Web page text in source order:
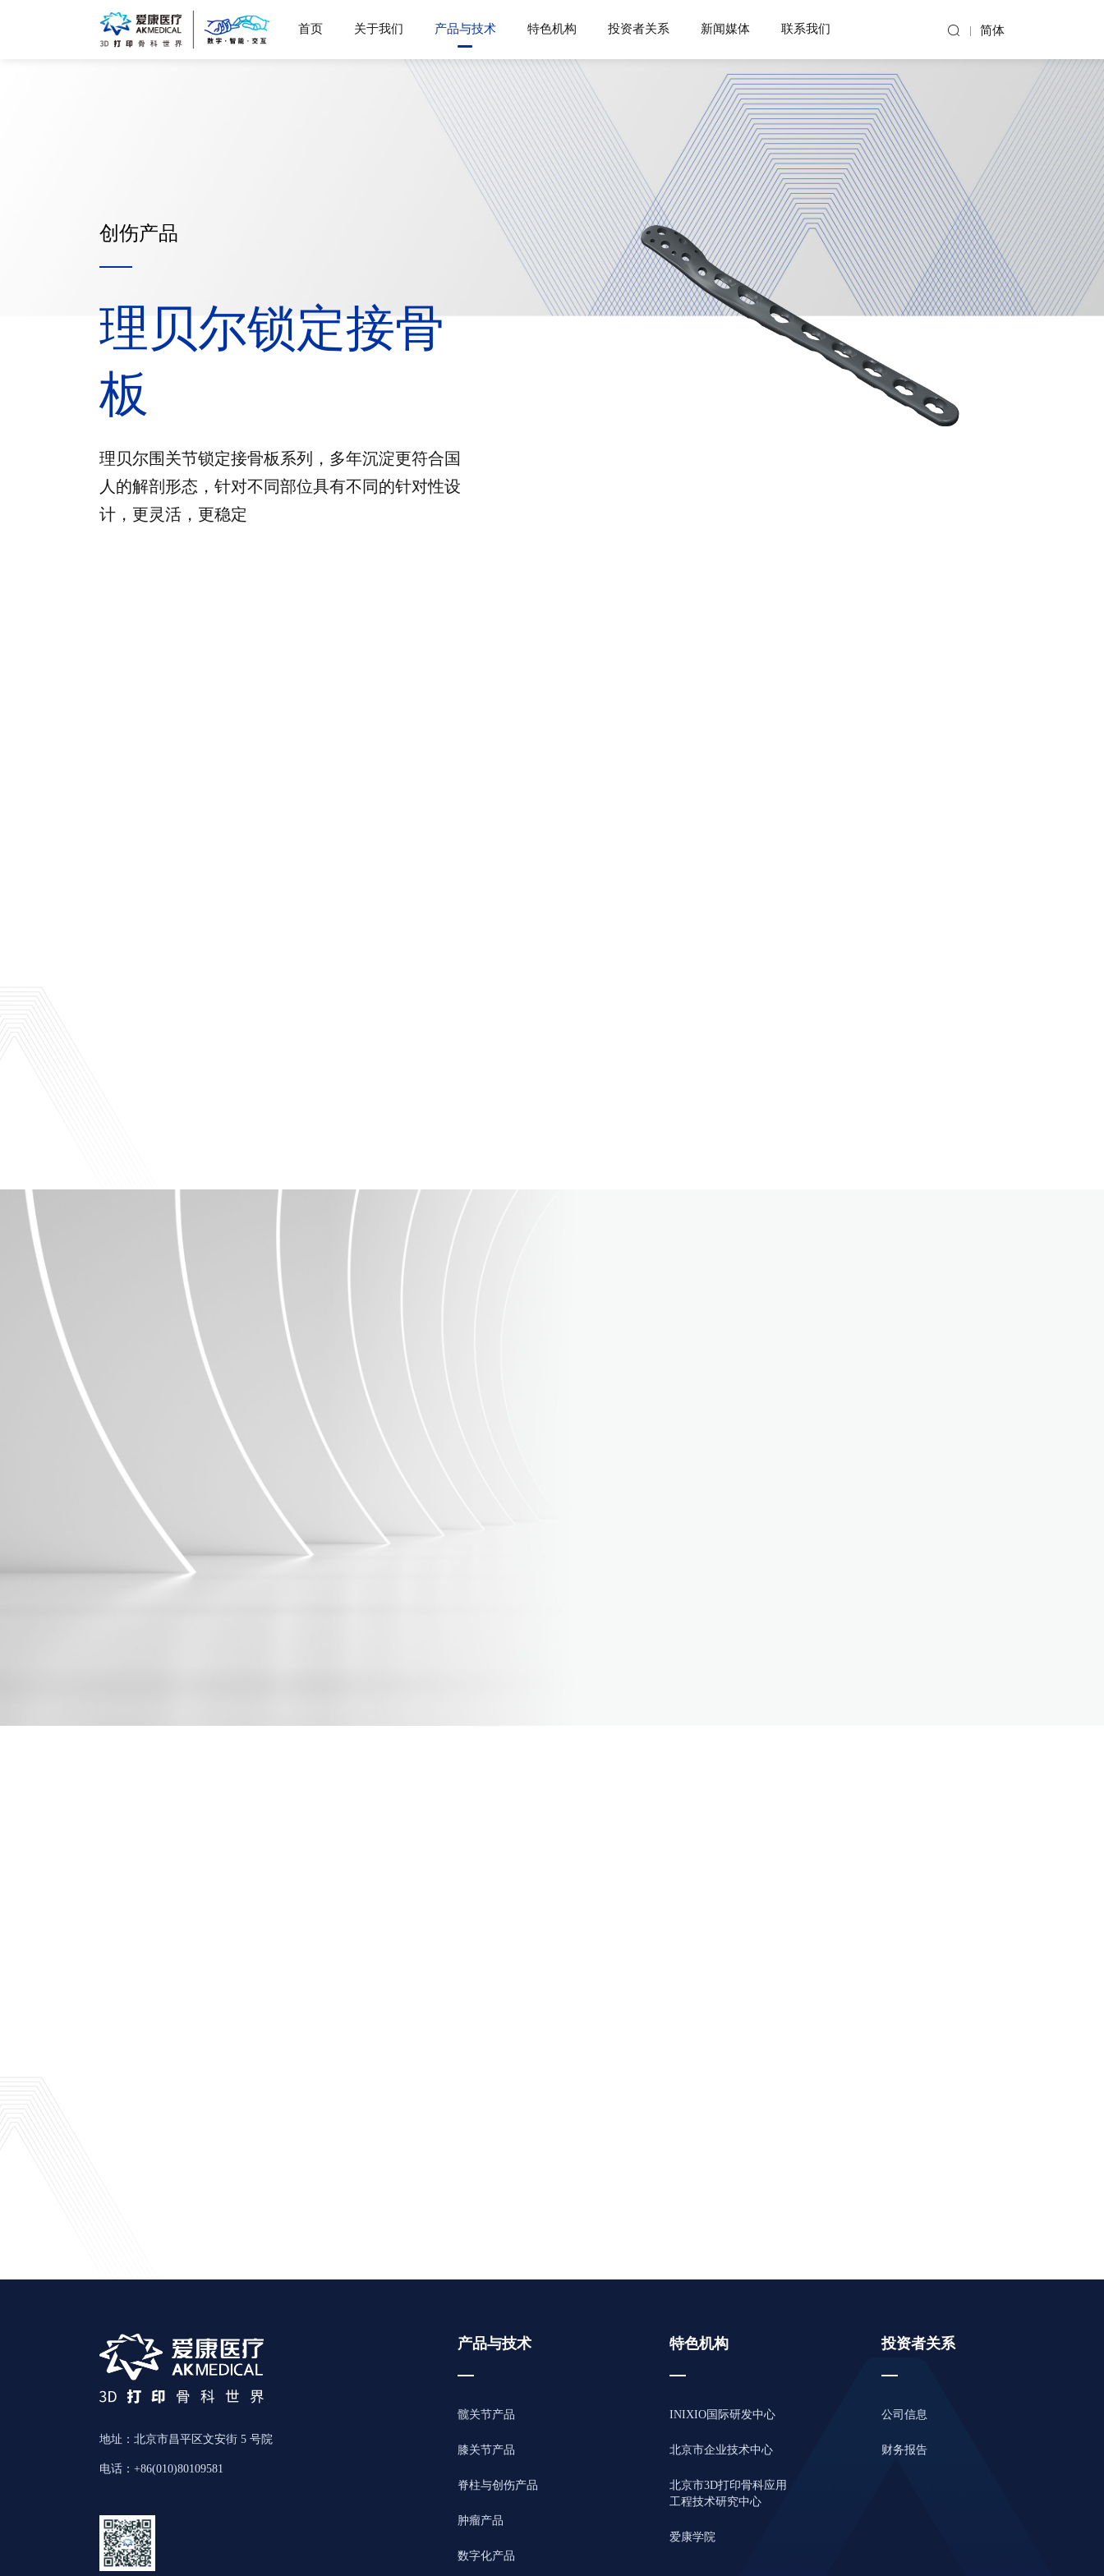
首页 关于我们 产品与技术 特色机构 投资者关系 新闻媒体 联系我们 简体
创伤产品
理贝尔锁定接骨
板
理贝尔围关节锁定接骨板系列，多年沉淀更符合国
人的解剖形态，针对不同部位具有不同的针对性设
计，更灵活，更稳定
产品与技术
髋关节产品
膝关节产品
脊柱与创伤产品
肿瘤产品
数字化产品
特色机构
INIXIO国际研发中心
北京市企业技术中心
北京市3D打印骨科应用
工程技术研究中心
爱康学院
投资者关系
公司信息
财务报告
地址：北京市昌平区文安街 5 号院
电话：+86(010)80109581